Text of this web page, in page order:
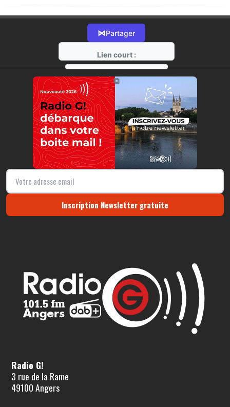
⋈Partager
Lien court :
https://radio-g.fr?22078
⧉
Inscription Newsletter gratuite
Radio G!
3 rue de la Rame
49100 Angers